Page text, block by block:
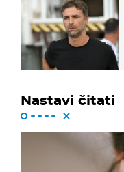
Nastavi čitati